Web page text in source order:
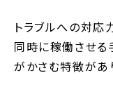
トラブルへの対応
同時に稼働させる
がかさむ特徴があ